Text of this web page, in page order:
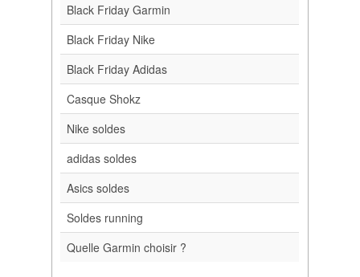
Black Friday Garmin
Black Friday Nike
Black Friday Adidas
Casque Shokz
Nike soldes
adidas soldes
Asics soldes
Soldes running
Quelle Garmin choisir ?